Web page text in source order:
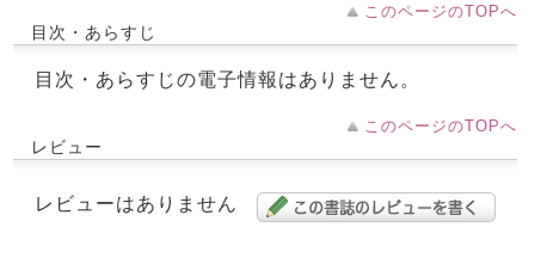
このページのTOPへ
目次・あらすじ
目次・あらすじの電子情報はありません。
このページのTOPへ
レビュー
レビューはありません